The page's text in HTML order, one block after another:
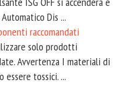
Dis ...
raccomandati
solo prodotti
Avvertenza I materiali di
tossici. ...